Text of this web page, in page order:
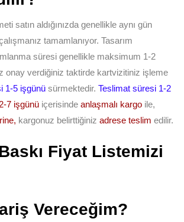
satın aldığınızda genellikle aynı gün
tamamlanıyor. Tasarım
süresi genellikle maksimum 1-2
onay verdiğiniz taktirde kartvizitiniz işleme
1-5 işgünü sürmektedir. Teslimat süresi 1-2
2-7 işgünü içerisinde anlaşmalı kargo ile,
kargonuz belirttiğiniz adrese teslim edilir.
Fiyat Listemizi
Vereceğim?